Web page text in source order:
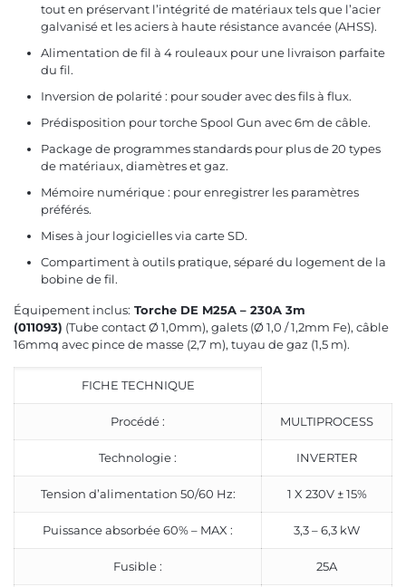
tout en préservant l’intégrité de matériaux tels que l’acier
galvanisé et les aciers à haute résistance avancée (AHSS).
Alimentation de fil à 4 rouleaux pour une livraison parfaite
du fil.
Inversion de polarité : pour souder avec des fils à flux.
Prédisposition pour torche Spool Gun avec 6m de câble.
Package de programmes standards pour plus de 20 types
de matériaux, diamètres et gaz.
Mémoire numérique : pour enregistrer les paramètres
préférés.
Mises à jour logicielles via carte SD.
Compartiment à outils pratique, séparé du logement de la
bobine de fil.
Équipement inclus: Torche DE M25A – 230A 3m
(011093) (Tube contact Ø 1,0mm), galets (Ø 1,0 / 1,2mm Fe), câble
16mmq avec pince de masse (2,7 m), tuyau de gaz (1,5 m).
FICHE TECHNIQUE
Procédé : MULTIPROCESS
Technologie : INVERTER
Tension d’alimentation 50/60 Hz: 1 X 230V ± 15%
Puissance absorbée 60% – MAX : 3,3 – 6,3 kW
Fusible : 25A